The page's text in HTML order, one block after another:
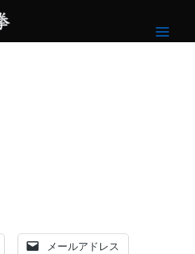
メールアドレス